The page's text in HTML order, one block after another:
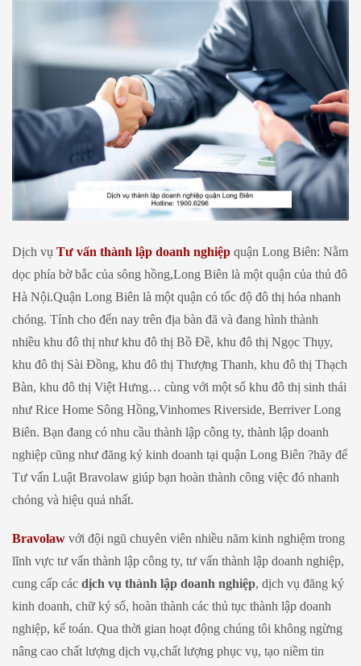
Dịch vụ Tư vấn thành lập doanh nghiệp quận Long Biên: Nằm
dọc phía bờ bắc của sông hồng,Long Biên là một quận của thủ đô
Hà Nội.Quận Long Biên là một quận có tốc độ đô thị hóa nhanh
chóng. Tính cho đến nay trên địa bàn đã và đang hình thành
nhiều khu đô thị như khu đô thị Bồ Đề, khu đô thị Ngọc Thụy,
khu đô thị Sài Đồng, khu đô thị Thượng Thanh, khu đô thị Thạch
Bàn, khu đô thị Việt Hưng… cùng với một số khu đô thị sinh thái
như Rice Home Sông Hồng,Vinhomes Riverside, Berriver Long
Biên. Bạn đang có nhu cầu thành lập công ty, thành lập doanh
nghiệp cũng như đăng ký kinh doanh tại quận Long Biên ?hãy để
Tư vấn Luật Bravolaw giúp bạn hoàn thành công việc đó nhanh
chóng và hiệu quả nhất.
Bravolaw với đội ngũ chuyên viên nhiều năm kinh nghiệm trong
lĩnh vực tư vấn thành lập công ty, tư vấn thành lập doanh nghiệp,
cung cấp các dịch vụ thành lập doanh nghiệp, dịch vụ đăng ký
kinh doanh, chữ ký số, hoàn thành các thủ tục thành lập doanh
nghiệp, kế toán. Qua thời gian hoạt động chúng tôi không ngừng
nâng cao chất lượng dịch vụ,chất lượng phục vụ, tạo niềm tin